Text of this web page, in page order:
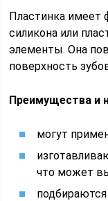
Пластинка имеет
силикона или
элементы. Она
поверхность
Преимущества и
могут
что может